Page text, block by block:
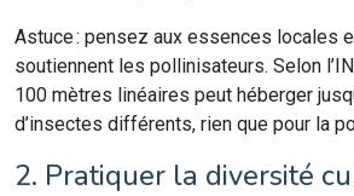
Astuce : pensez aux essences locales
soutiennent les pollinisateurs. Selon
100 mètres linéaires peut héberger
d’insectes différents, rien que pour la
2. Pratiquer la diversité